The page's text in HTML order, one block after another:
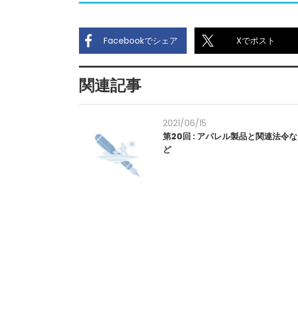
Facebookでシェア Xでポスト
関連記事
2021/06/15
第20回 : アパレル製品と関連法令な
ど